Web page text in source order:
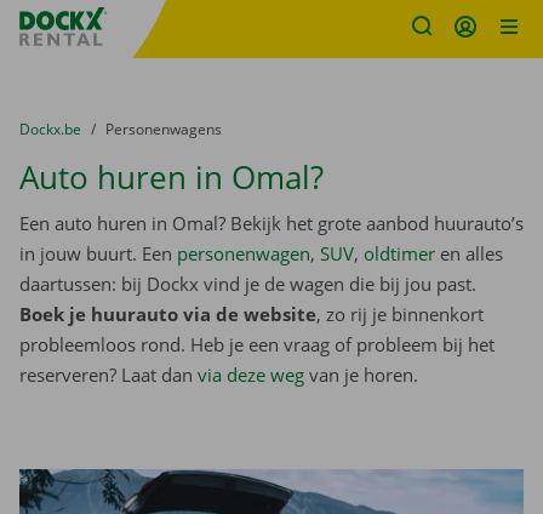
Fratello DEMO
U bevindt zich hier:
van
Dockx.be naar
Personenwagens
Auto huren in Omal?
Een auto huren in Omal? Bekijk het grote aanbod huurauto’s
in jouw buurt. Een personenwagen, SUV, oldtimer en alles
daartussen: bij Dockx vind je de wagen die bij jou past.
Boek je huurauto via de website, zo rij je binnenkort
probleemloos rond. Heb je een vraag of probleem bij het
reserveren? Laat dan via deze weg van je horen.